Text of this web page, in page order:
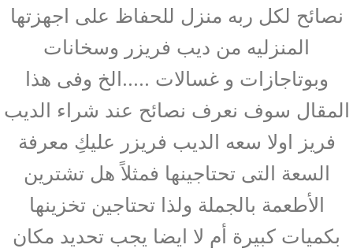
نصائح لكل ربه منزل للحفاظ على اجهزتها
المنزليه من ديب فريزر وسخانات
وبوتاجازات و غسالات .....الخ وفى هذا
المقال سوف نعرف نصائح عند شراء الديب
فريز اولا سعه الديب فريزر عليكِ معرفة
السعة التى تحتاجينها فمثلاً هل تشترين
الأطعمة بالجملة ولذا تحتاجين تخزينها
بكميات كبيرة أم لا ايضا يجب تحديد مكان